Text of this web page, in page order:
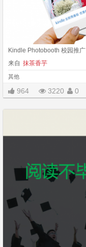
Kindle Photobooth 校园推广
来自 抹茶香芋
其他
964 3220 0